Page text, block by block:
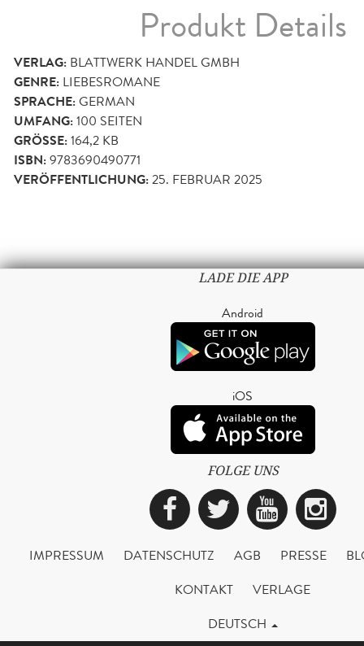
Produkt Details
VERLAG: BLATTWERK HANDEL GMBH
GENRE: LIEBESROMANE
SPRACHE:GERMAN
UMFANG:100 SEITEN
GRÖSSE: 164,2 KB
ISBN:9783690490771
VERÖFFENTLICHUNG:25. FEBRUAR 2025
LADE DIE APP
Android
iOS
FOLGE UNS
Facebook
Twitter
IMPRESSUM DATENSCHUTZ AGB PRESSE
KONTAKT
VERLAGE
DEUTSCH